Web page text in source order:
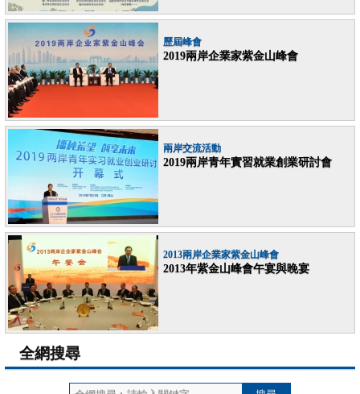
歷屆峰會
2019兩岸企業家紫金山峰會
兩岸交流活動
2019兩岸青年實習就業創業研討會
2013兩岸企業家紫金山峰會
2013年紫金山峰會午宴與晚宴
全網搜尋